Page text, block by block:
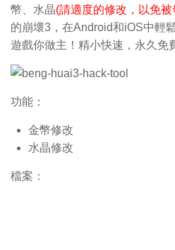
幣、水晶(請適度的修改，以免
的崩壞3，在Android和iOS中輕
遊戲你做主！精小快速，永久免
功能：
金幣修改
水晶修改
檔案：